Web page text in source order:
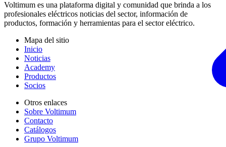
Voltimum es una plataforma digital y comunidad que brinda a los
profesionales eléctricos noticias del sector, información de
productos, formación y herramientas para el sector eléctrico.
Mapa del sitio
Inicio
Noticias
Academy
Productos
Socios
Otros enlaces
Sobre Voltimum
Contacto
Catálogos
Grupo Voltimum